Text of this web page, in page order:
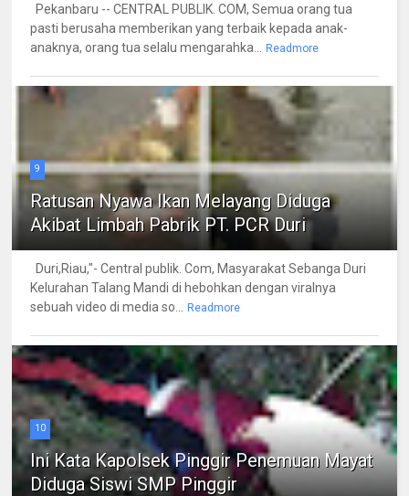
Pekanbaru -- CENTRAL PUBLIK. COM, Semua orang tua
pasti berusaha memberikan yang terbaik kepada anak-
anaknya, orang tua selalu mengarahka...
Readmore
9
Ratusan Nyawa Ikan Melayang Diduga
Akibat Limbah Pabrik PT. PCR Duri
Duri,Riau,"- Central publik. Com, Masyarakat Sebanga Duri
Kelurahan Talang Mandi di hebohkan dengan viralnya
sebuah video di media so...
Readmore
10
Ini Kata Kapolsek Pinggir Penemuan Mayat
Diduga Siswi SMP Pinggir